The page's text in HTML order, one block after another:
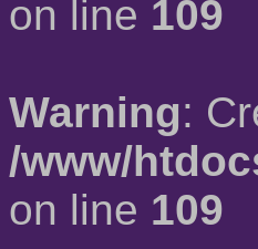
on line 109
Warning:
/www/
on line 109